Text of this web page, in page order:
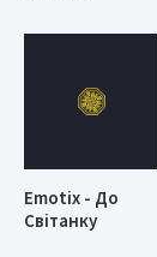
Emotix - До
Світанку